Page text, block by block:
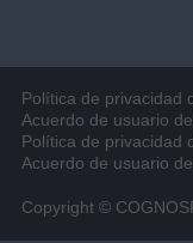
Política de privacidad
Acuerdo de usuario
Política de privacidad
Acuerdo de usuario
Copyright ©